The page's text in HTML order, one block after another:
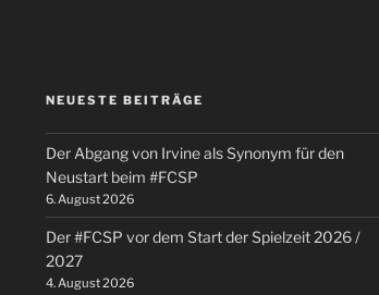
NEUESTE BEITRÄGE
Der Abgang von Irvine als Synonym für den
Neustart beim #FCSP
6. August 2026
Der #FCSP vor dem Start der Spielzeit 2026 /
2027
4. August 2026